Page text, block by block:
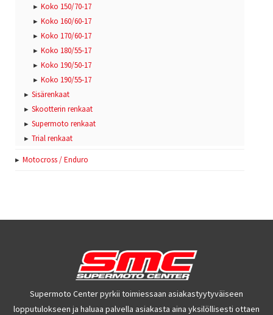
Koko 150/70-17
Koko 160/60-17
Koko 170/60-17
Koko 180/55-17
Koko 190/50-17
Koko 190/55-17
Sisärenkaat
Skootterin renkaat
Supermoto renkaat
Trial renkaat
Motocross / Enduro
Supermoto Center pyrkii toimiessaan asiakastyytyväiseen
lopputulokseen ja haluaa palvella asiakasta aina yksilöllisesti ottaen